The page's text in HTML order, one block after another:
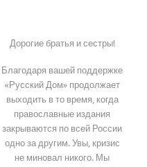
Дорогие братья и сестры!
Благодаря вашей поддержке
«Русский Дом» продолжает
выходить в то время, когда
православные издания
закрываются по всей России
одно за другим. Увы, кризис
не миновал никого. Мы